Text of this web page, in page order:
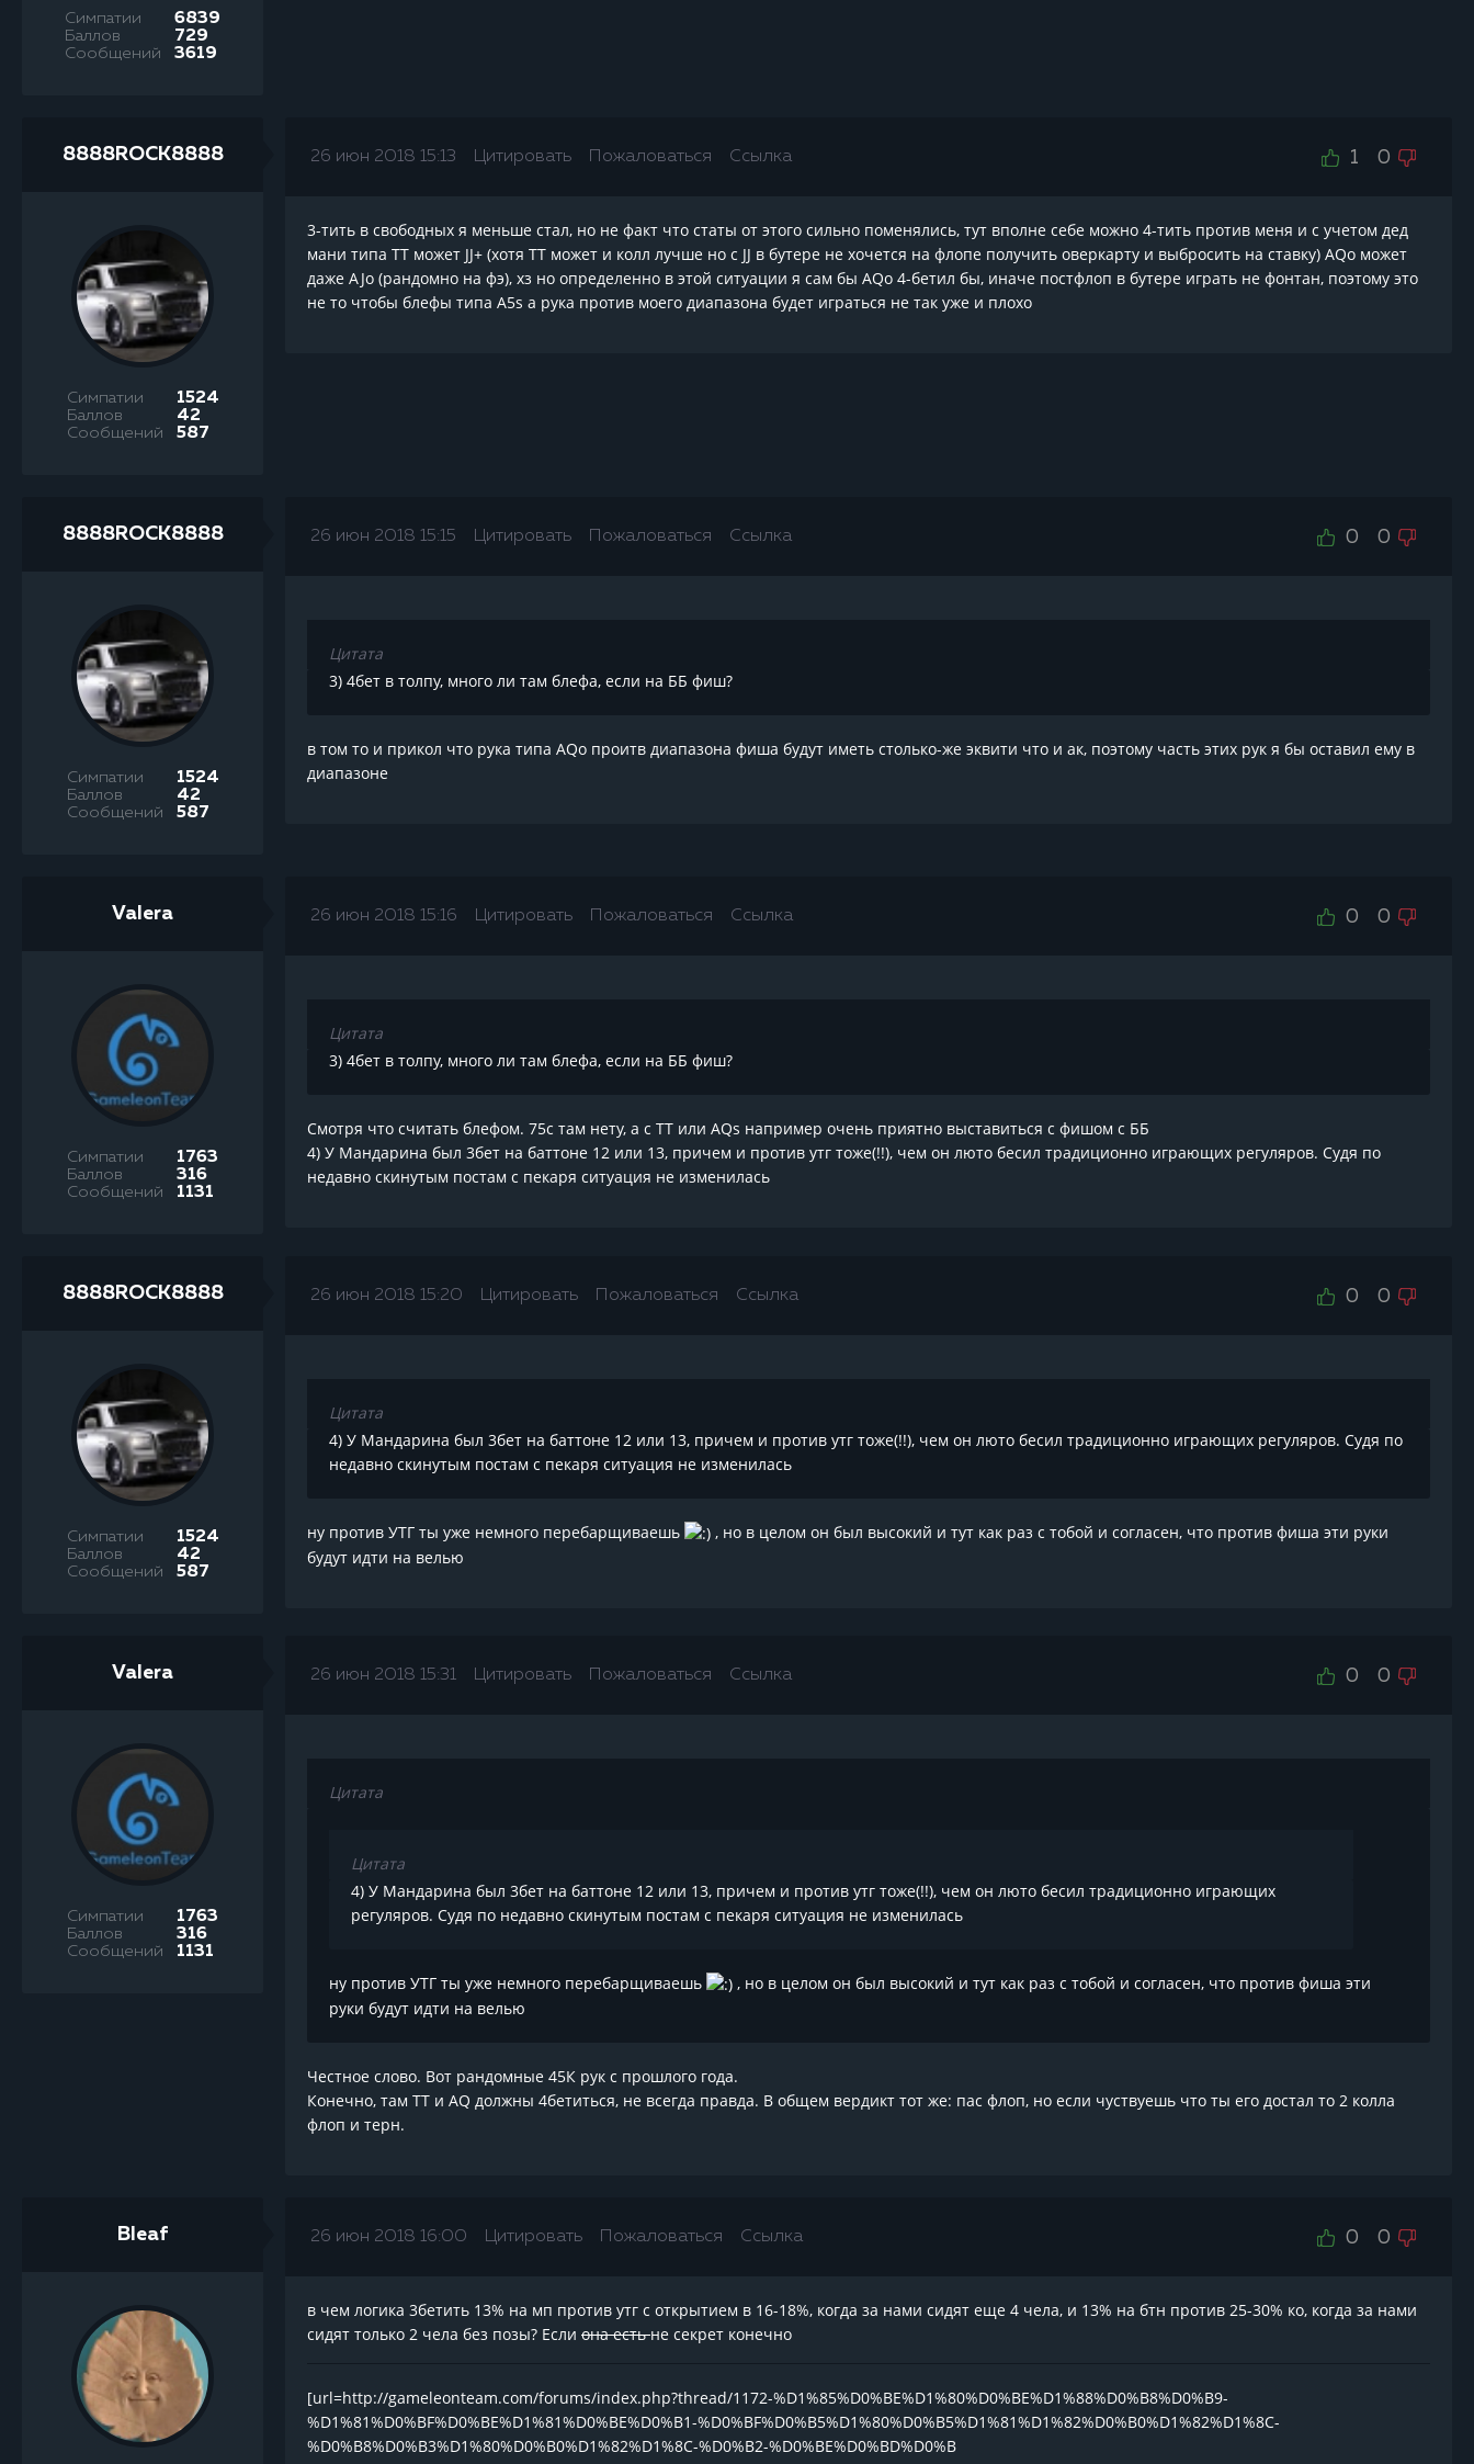
Симпатии 6839
Баллов 729
Сообщений 3619
8888ROCK8888
Симпатии 1524
Баллов 42
Сообщений 587
26 июн 2018 15:13 Цитировать Пожаловаться Ссылка 1 0
3-тить в свободных я меньше стал, но не факт что статы от этого сильно поменялись, тут вполне себе можно 4-тить против меня и с учетом дед
мани типа TT может JJ+ (хотя TT может и колл лучше но с JJ в бутере не хочется на флопе получить оверкарту и выбросить на ставку) AQo может
даже AJo (рандомно на фэ), хз но определенно в этой ситуации я сам бы AQo 4-бетил бы, иначе постфлоп в бутере играть не фонтан, поэтому это
не то чтобы блефы типа A5s а рука против моего диапазона будет играться не так уже и плохо
8888ROCK8888
Симпатии 1524
Баллов 42
Сообщений 587
26 июн 2018 15:15 Цитировать Пожаловаться Ссылка 0 0
Цитата
3) 4бет в толпу, много ли там блефа, если на ББ фиш?
в том то и прикол что рука типа AQo проитв диапазона фиша будут иметь столько-же эквити что и ак, поэтому часть этих рук я бы оставил ему в
диапазоне
Valera
Симпатии 1763
Баллов 316
Сообщений 1131
26 июн 2018 15:16 Цитировать Пожаловаться Ссылка 0 0
Цитата
3) 4бет в толпу, много ли там блефа, если на ББ фиш?
Смотря что считать блефом. 75с там нету, а с ТТ или AQs например очень приятно выставиться с фишом с ББ
4) У Мандарина был 3бет на баттоне 12 или 13, причем и против утг тоже(!!), чем он люто бесил традиционно играющих регуляров. Судя по
недавно скинутым постам с пекаря ситуация не изменилась
8888ROCK8888
Симпатии 1524
Баллов 42
Сообщений 587
26 июн 2018 15:20 Цитировать Пожаловаться Ссылка 0 0
Цитата
4) У Мандарина был 3бет на баттоне 12 или 13, причем и против утг тоже(!!), чем он люто бесил традиционно играющих регуляров. Судя по
недавно скинутым постам с пекаря ситуация не изменилась
ну против УТГ ты уже немного перебарщиваешь
, но в целом он был высокий и тут как раз с тобой и согласен, что против фиша эти руки
будут идти на велью
Valera
Симпатии 1763
Баллов 316
Сообщений 1131
26 июн 2018 15:31 Цитировать Пожаловаться Ссылка 0 0
Цитата
Цитата
4) У Мандарина был 3бет на баттоне 12 или 13, причем и против утг тоже(!!), чем он люто бесил традиционно играющих
регуляров. Судя по недавно скинутым постам с пекаря ситуация не изменилась
ну против УТГ ты уже немного перебарщиваешь
, но в целом он был высокий и тут как раз с тобой и согласен, что против фиша эти
руки будут идти на велью
Честное слово. Вот рандомные 45К рук с прошлого года.
Конечно, там ТТ и AQ должны 4бетиться, не всегда правда. В общем вердикт тот же: пас флоп, но если чуствуешь что ты его достал то 2 колла
флоп и терн.
Bleaf 26 июн 2018 16:00 Цитировать Пожаловаться Ссылка 0 0
в чем логика 3бетить 13% на мп против утг с открытием в 16-18%, когда за нами сидят еще 4 чела, и 13% на бтн против 25-30% ко, когда за нами
сидят только 2 чела без позы? Если она естьне секрет конечно
[url=http://gameleonteam.com/forums/index.php?thread/1172-%D1%85%D0%BE%D1%80%D0%BE%D1%88%D0%B8%D0%B9-
%D1%81%D0%BF%D0%BE%D1%81%D0%BE%D0%B1-%D0%BF%D0%B5%D1%80%D0%B5%D1%81%D1%82%D0%B0%D1%82%D1%8C-
%D0%B8%D0%B3%D1%80%D0%B0%D1%82%D1%8C-%D0%B2-%D0%BE%D0%BD%D0%B